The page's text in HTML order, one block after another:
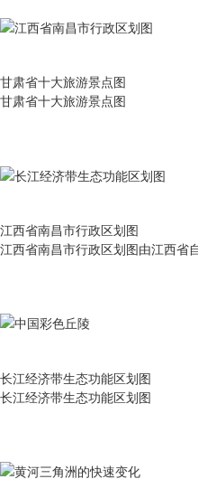
甘肃省十大旅游景点图
甘肃省十大旅游景点图
江西省南昌市行政区划图
江西省南昌市行政区划图由江西省
长江经济带生态功能区划图
长江经济带生态功能区划图